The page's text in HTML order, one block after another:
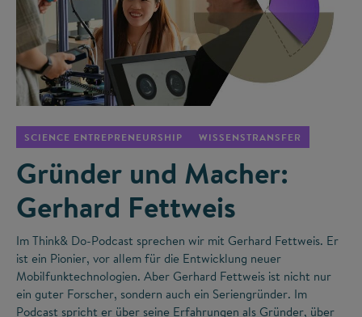
SCIENCE ENTREPRENEURSHIP WISSENSTRANSFER
Gründer und Macher:
Gerhard Fettweis
Im Think& Do-Podcast sprechen wir mit Gerhard Fettweis. Er
ist ein Pionier, vor allem für die Entwicklung neuer
Mobilfunktechnologien. Aber Gerhard Fettweis ist nicht nur
ein guter Forscher, sondern auch ein Seriengründer. Im
Podcast spricht er über seine Erfahrungen als Gründer, über